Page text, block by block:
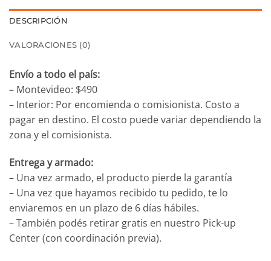
DESCRIPCIÓN
VALORACIONES (0)
Envío a todo el país:
– Montevideo: $490
– Interior: Por encomienda o comisionista. Costo a
pagar en destino. El costo puede variar dependiendo la
zona y el comisionista.
Entrega y armado:
– Una vez armado, el producto pierde la garantía
– Una vez que hayamos recibido tu pedido, te lo
enviaremos en un plazo de 6 días hábiles.
– También podés retirar gratis en nuestro Pick-up
Center (con coordinación previa).